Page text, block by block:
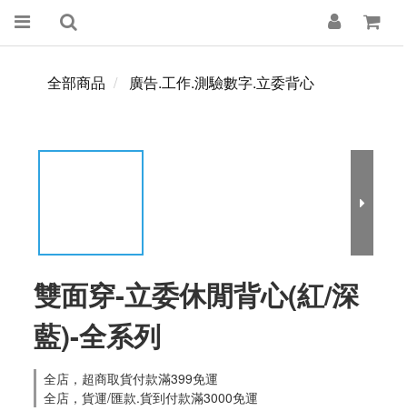
全部商品 廣告.工作.測驗數字.立委背心
雙面穿-立委休閒背心(紅/深
藍)-全系列
全店，超商取貨付款滿399免運
全店，貨運/匯款.貨到付款滿3000免運